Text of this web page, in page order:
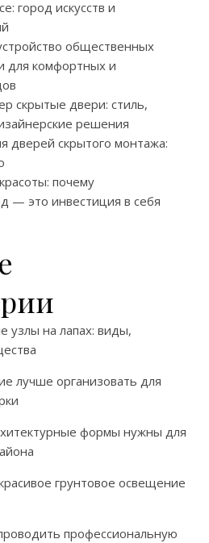
город искусств и
общественных
для комфортных и
скрытые двери: стиль,
решения
дверей скрытого монтажа:
почему
— это инвестиция в себя
узлы на лапах: виды,
лучше организовать для
формы нужны для
грунтовое освещение
профессиональную